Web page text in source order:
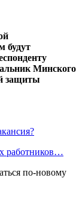
будут
Минского
защиты
работников…